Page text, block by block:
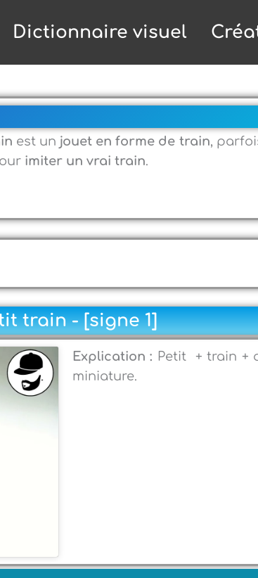
Dictionnaire visuel
est un jouet en forme de train,
imiter un vrai train.
train - [signe 1]
Explication : Petit + train +
miniature.